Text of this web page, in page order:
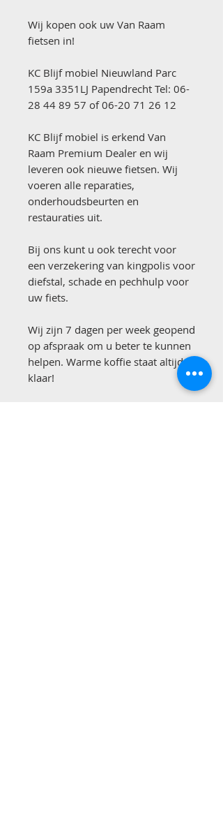
Wij kopen ook uw Van Raam
fietsen in!
KC Blijf mobiel Nieuwland Parc
159a 3351LJ Papendrecht Tel: 06-
28 44 89 57 of 06-20 71 26 12
KC Blijf mobiel is erkend Van
Raam Premium Dealer en wij
leveren ook nieuwe fietsen. Wij
voeren alle reparaties,
onderhoudsbeurten en
restauraties uit.
Bij ons kunt u ook terecht voor
een verzekering van kingpolis voor
diefstal, schade en pechhulp voor
uw fiets.
Wij zijn 7 dagen per week geopend
op afspraak om u beter te kunnen
helpen. Warme koffie staat altijd
klaar!